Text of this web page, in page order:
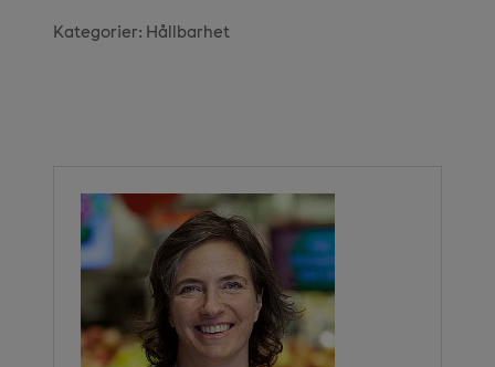
Kategorier: Hållbarhet